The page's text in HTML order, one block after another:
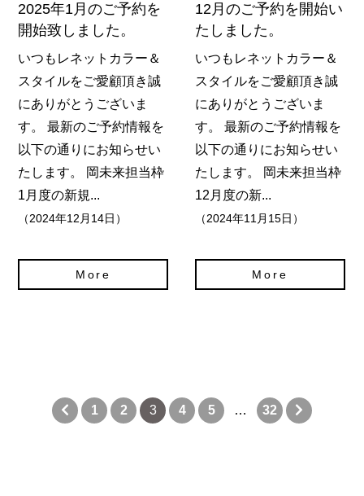
2025年1月のご予約を
開始致しました。
いつもレネットカラー＆
スタイルをご愛顧頂き誠
にありがとうございま
す。 最新のご予約情報を
以下の通りにお知らせい
たします。 岡未来担当枠
1月度の新規...
（2024年12月14日）
More
12月のご予約を開始い
たしました。
いつもレネットカラー＆
スタイルをご愛顧頂き誠
にありがとうございま
す。 最新のご予約情報を
以下の通りにお知らせい
たします。 岡未来担当枠
12月度の新...
（2024年11月15日）
More
1 2 3 4 5 … 32